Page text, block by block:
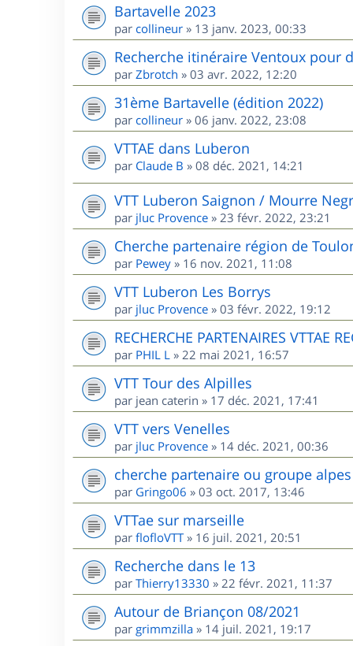
Bartavelle 2023
par collineur » 13 janv. 2023, 00:33
Recherche itinéraire Ventoux pour
par Zbrotch » 03 avr. 2022, 12:20
31ème Bartavelle (édition 2022)
par collineur » 06 janv. 2022, 23:08
VTTAE dans Luberon
par Claude B » 08 déc. 2021, 14:21
VTT Luberon Saignon / Mourre
par jluc Provence » 23 févr. 2022, 23:21
Cherche partenaire région de
par Pewey » 16 nov. 2021, 11:08
VTT Luberon Les Borrys
par jluc Provence » 03 févr. 2022, 19:12
RECHERCHE PARTENAIRES VTTAE
par PHIL L » 22 mai 2021, 16:57
VTT Tour des Alpilles
par jean caterin » 17 déc. 2021, 17:41
VTT vers Venelles
par jluc Provence » 14 déc. 2021, 00:36
cherche partenaire ou groupe
par Gringo06 » 03 oct. 2017, 13:46
VTTae sur marseille
par flofloVTT» 16 juil. 2021, 20:51
Recherche dans le 13
par Thierry13330 » 22 févr. 2021, 11:37
Autour de Briançon 08/2021
par grimmzilla » 14 juil. 2021, 19:17